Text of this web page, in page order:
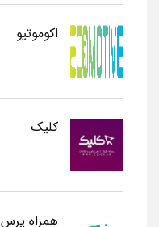
اکوموتیو
کلیک
همراه پرس